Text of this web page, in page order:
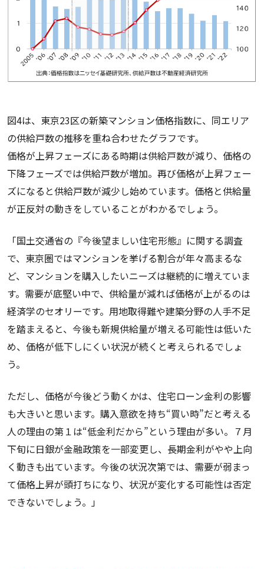
図4は、東京23区の新築マンション価格指数に、同エリア
の供給戸数の推移を重ね合わせたグラフです。
価格が上昇フェーズにある時期は供給戸数が減り、価格の
下降フェーズでは供給戸数が増加。再び価格が上昇フェー
ズになると供給戸数が減少し始めています。価格と供給量
が正反対の動きをしていることがわかるでしょう。
「国土交通省の『今後望ましい住宅形態』に関する調査
で、東京圏ではマンションを挙げる割合が年々高まるな
ど、マンションを購入したいニーズは継続的に増えていま
す。需要が底堅い中で、供給量が減れば価格が上がるのは
経済学のセオリーです。用地取得難や建築分野の人手不足
を踏まえると、今後も新規供給量が増える可能性は低いた
め、価格が低下しにくい状況が続くと考えられるでしょ
う。
ただし、価格が今後どう動くかは、住宅ローン金利の影響
も大きいと思います。購入意欲を持ち“買い時”だと考える
人の理由の第１は“低金利だから”という理由が多い。７月
下旬に日銀が金融政策を一部変更し、長期金利がやや上向
く動きも出ています。今後の状況次第では、需要が弱まっ
て価格上昇が頭打ちになり、状況が変化する可能性は否定
できないでしょう。」